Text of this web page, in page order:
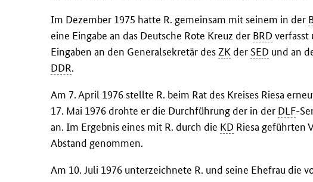
Im Dezember 1975 hatte R. gemeinsam mit seinem in der
eine Eingabe an das Deutsche Rote Kreuz der BRD verfasst
Eingaben an den Generalsekretär desZKder SED und an
DDR.
Am 7. April 1976 stellte R. beim Rat des Kreises Riesa
17. Mai 1976 drohte er die Durchführung der in der DLF-
an. Im Ergebnis eines mit R. durch die KD Riesa geführten
Abstand genommen.
Am 10. Juli 1976 unterzeichnete R. und seine Ehefrau die